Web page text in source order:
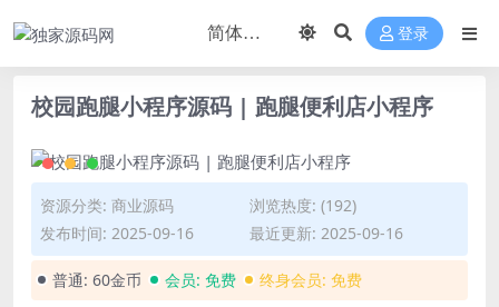
登录
校园跑腿小程序源码 | 跑腿便利店小程序
资源分类: 商业源码
浏览热度: (192)
发布时间: 2025-09-16
最近更新: 2025-09-16
普通: 60金币 会员: 免费 终身会员: 免费